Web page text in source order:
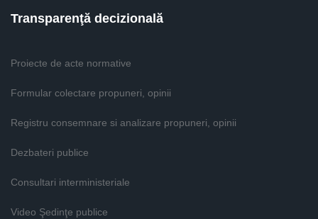
Transparenţă decizională
Proiecte de acte normative
Formular colectare propuneri, opinii
Registru consemnare si analizare propuneri, opinii
Dezbateri publice
Consultari interministeriale
Video Şedinţe publice